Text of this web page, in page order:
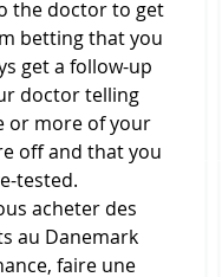
the doctor to get
betting that you
get a follow-up
doctor telling
or more of your
off and that you
tested.
acheter des
au Danemark
faire une